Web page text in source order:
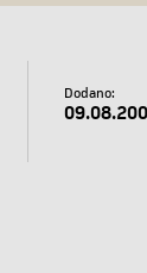
Dodano: